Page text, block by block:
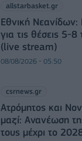
allstarbasket.gr
Εθνική
για τις θέσεις 5-
(live stream)
08/08/2026 - 05:50
csrnews.gr
Ατρόμητος και
μαζί: Ανανέωση
τους μέχρι το